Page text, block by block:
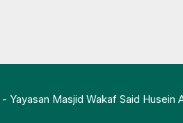
Yayasan Masjid Wakaf Said Husein